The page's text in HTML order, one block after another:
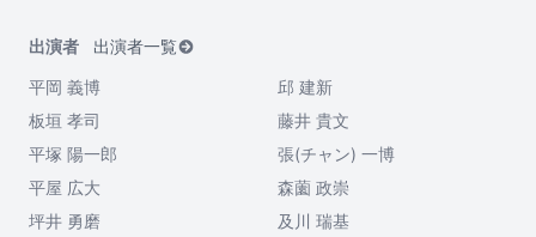
出演者
出演者一覧
平岡 義博
邱 建新
板垣 孝司
藤井 貴文
平塚 陽一郎
張(チャン) 一博
平屋 広大
森薗 政崇
坪井 勇磨
及川 瑞基